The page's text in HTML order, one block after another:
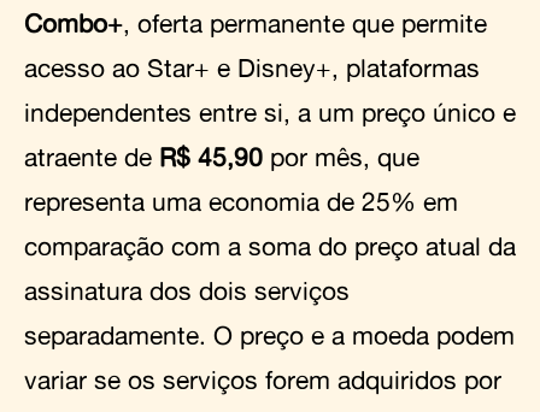
Combo+, oferta permanente que permite
acesso ao Star+ e Disney+, plataformas
independentes entre si, a um preço único e
atraente de R$ 45,90 por mês, que
representa uma economia de 25% em
comparação com a soma do preço atual da
assinatura dos dois serviços
separadamente. O preço e a moeda podem
variar se os serviços forem adquiridos por